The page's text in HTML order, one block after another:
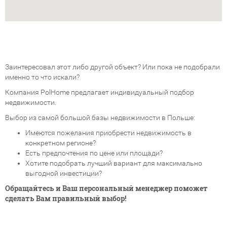
Заинтересовал этот либо другой объект? Или пока не подобрали
именно то что искали?
Компания PolHome предлагает индивидуальный подбор
недвижимости.
Выбор из самой большой базы недвижимости в Польше:
Имеются пожелания приобрести недвижимость в
конкретном регионе?
Есть предпочтения по цене или площади?
Хотите подобрать лучший вариант для максимально
выгодной инвестиции?
Обращайтесь и Ваш персональный менеджер поможет
сделать Вам правильный выбор!